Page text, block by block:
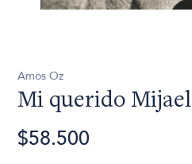
Amos Oz
Mi querido Mijael
$58.500